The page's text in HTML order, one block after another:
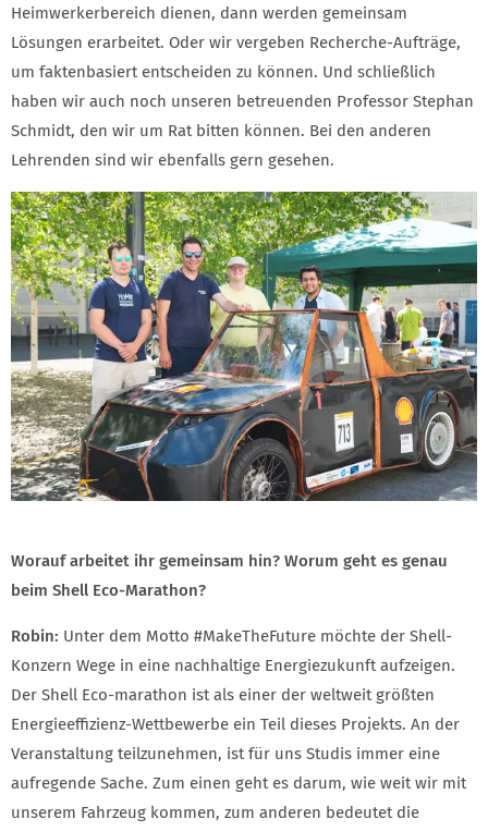
Heimwerkerbereich dienen, dann werden gemeinsam
Lösungen erarbeitet. Oder wir vergeben Recherche-Aufträge,
um faktenbasiert entscheiden zu können. Und schließlich
haben wir auch noch unseren betreuenden Professor Stephan
Schmidt, den wir um Rat bitten können. Bei den anderen
Lehrenden sind wir ebenfalls gern gesehen.
Worauf arbeitet ihr gemeinsam hin? Worum geht es genau
beim Shell Eco-Marathon?
Robin: Unter dem Motto #MakeTheFuture möchte der Shell-
Konzern Wege in eine nachhaltige Energiezukunft aufzeigen.
Der Shell Eco-marathon ist als einer der weltweit größten
Energieeffizienz-Wettbewerbe ein Teil dieses Projekts. An der
Veranstaltung teilzunehmen, ist für uns Studis immer eine
aufregende Sache. Zum einen geht es darum, wie weit wir mit
unserem Fahrzeug kommen, zum anderen bedeutet die